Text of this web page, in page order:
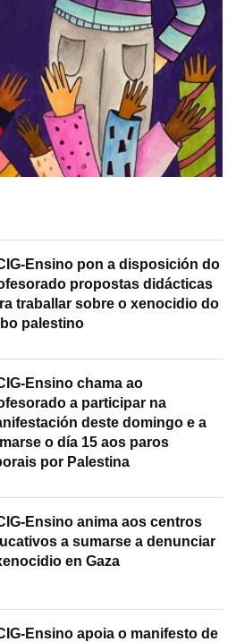
Ensino pon a disposición do
propostas didácticas
traballar sobre o xenocidio do
palestino
Ensino chama ao
a participar na
deste domingo e a
o día 15 aos paros
por Palestina
Ensino anima aos centros
a sumarse a denunciar
en Gaza
Ensino apoia o manifesto de